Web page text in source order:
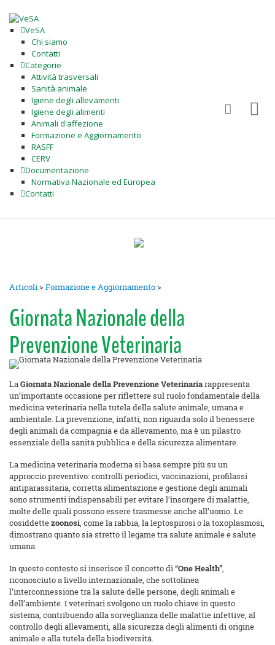
VeSA
Chi siamo
Contatti
Categorie
Attività trasversali
Sanità animale
Igiene degli allevamenti
Igiene degli alimenti
Animali d'affezione
Formazione e Aggiornamento
RASFF
CERV
Documentazione
Normativa Nazionale ed Europea
Contatti
Articoli>Formazione e Aggiornamento>
Giornata Nazionale della
Prevenzione Veterinaria
LaGiornata Nazionale della Prevenzione Veterinariarappresenta
un’importante occasione per riflettere sul ruolo fondamentale della
medicina veterinaria nella tutela della salute animale, umana e
ambientale. La prevenzione, infatti, non riguarda solo il benessere
degli animali da compagnia e da allevamento, ma è un pilastro
essenziale della sanità pubblica e della sicurezza alimentare.
La medicina veterinaria moderna si basa sempre più su un
approccio preventivo: controlli periodici, vaccinazioni, profilassi
antiparassitaria, corretta alimentazione e gestione degli animali
sono strumenti indispensabili per evitare l’insorgere di malattie,
molte delle quali possono essere trasmesse anche all’uomo. Le
cosiddettezoonosi, come la rabbia, la leptospirosi o la toxoplasmosi,
dimostrano quanto sia stretto il legame tra salute animale e salute
umana.
In questo contesto si inserisce il concetto di“One Health”,
riconosciuto a livello internazionale, che sottolinea
l’interconnessione tra la salute delle persone, degli animali e
dell’ambiente. I veterinari svolgono un ruolo chiave in questo
sistema, contribuendo alla sorveglianza delle malattie infettive, al
controllo degli allevamenti, alla sicurezza degli alimenti di origine
animale e alla tutela della biodiversità.